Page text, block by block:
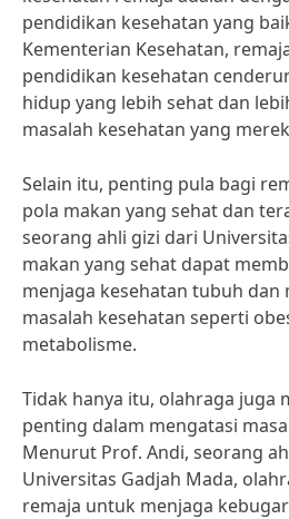
pendidikan kesehatan yang
Kementerian Kesehatan,
pendidikan kesehatan
hidup yang lebih sehat dan
masalah kesehatan yang
Selain itu, penting pula bagi
pola makan yang sehat dan
seorang ahli gizi dari
makan yang sehat dapat
menjaga kesehatan tubuh
masalah kesehatan seperti
metabolisme.
Tidak hanya itu, olahraga juga
penting dalam mengatasi
Menurut Prof. Andi, seorang
Universitas Gadjah Mada,
remaja untuk menjaga